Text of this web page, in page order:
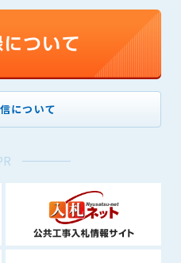
について
に転売し、または転売のため
以下に該当する、またはその
く削除できるものとします。
の定める禁止事項に該当する
場合
断した場合
ービス内容の変更(新規追加、